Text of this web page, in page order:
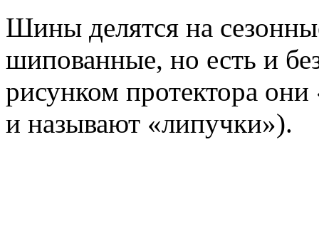
Шины делятся на
шипованные, но есть и
рисунком протектора
и называют «липучки»).